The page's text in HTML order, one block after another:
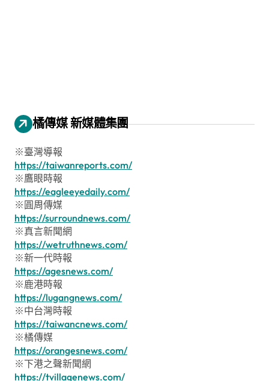
橘傳媒 新媒體集團
※臺灣導報
https://taiwanreports.com/
※鷹眼時報
https://eagleeyedaily.com/
※圓周傳媒
https://surroundnews.com/
※真言新聞網
https://wetruthnews.com/
※新一代時報
https://agesnews.com/
※鹿港時報
https://lugangnews.com/
※中台灣時報
https://taiwancnews.com/
※橘傳媒
https://orangesnews.com/
※下港之聲新聞網
https://tvillagenews.com/